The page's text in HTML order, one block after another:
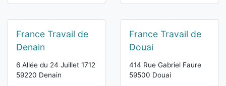
France Travail de
Denain
6 Allée du 24 Juillet 1712
59220 Denain
France Travail de
Douai
414 Rue Gabriel Faure
59500 Douai